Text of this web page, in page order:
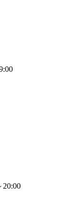
20:00